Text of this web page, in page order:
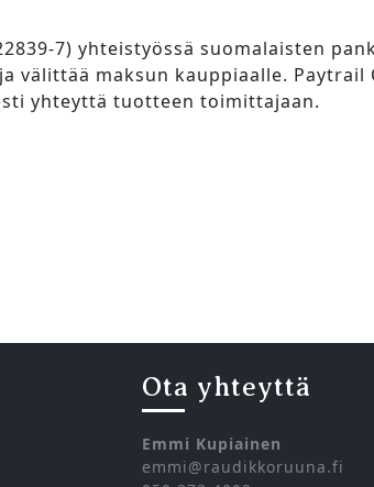
7) yhteistyössä suomalaisten
välittää maksun kauppiaalle. Paytrail
yhteyttä tuotteen toimittajaan.
Ota yhteyttä
Emmi Kupiainen
emmi@raudikkoruuna.fi